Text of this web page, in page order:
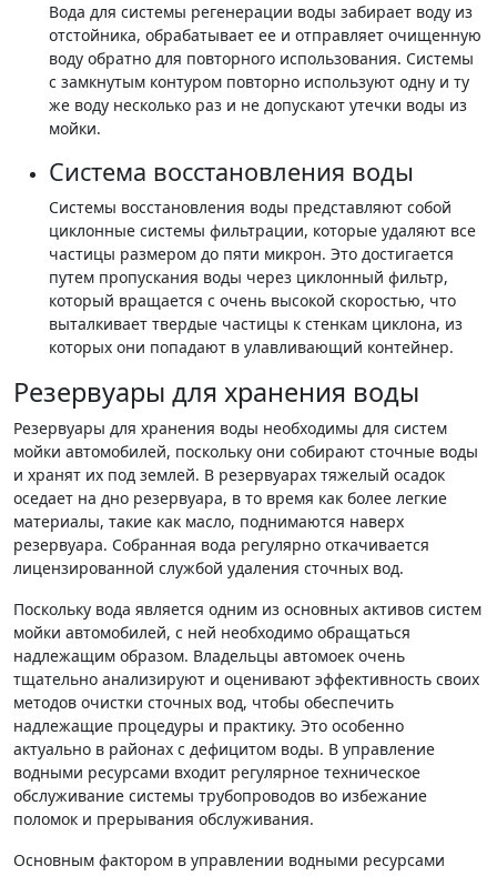
Вода для системы регенерации воды забирает воду из
отстойника, обрабатывает ее и отправляет очищенную
воду обратно для повторного использования. Системы
с замкнутым контуром повторно используют одну и ту
же воду несколько раз и не допускают утечки воды из
мойки.
Система восстановления воды
Системы восстановления воды представляют собой
циклонные системы фильтрации, которые удаляют все
частицы размером до пяти микрон. Это достигается
путем пропускания воды через циклонный фильтр,
который вращается с очень высокой скоростью, что
выталкивает твердые частицы к стенкам циклона, из
которых они попадают в улавливающий контейнер.
Резервуары для хранения воды
Резервуары для хранения воды необходимы для систем
мойки автомобилей, поскольку они собирают сточные воды
и хранят их под землей. В резервуарах тяжелый осадок
оседает на дно резервуара, в то время как более легкие
материалы, такие как масло, поднимаются наверх
резервуара. Собранная вода регулярно откачивается
лицензированной службой удаления сточных вод.
Поскольку вода является одним из основных активов систем
мойки автомобилей, с ней необходимо обращаться
надлежащим образом. Владельцы автомоек очень
тщательно анализируют и оценивают эффективность своих
методов очистки сточных вод, чтобы обеспечить
надлежащие процедуры и практику. Это особенно
актуально в районах с дефицитом воды. В управление
водными ресурсами входит регулярное техническое
обслуживание системы трубопроводов во избежание
поломок и прерывания обслуживания.
Основным фактором в управлении водными ресурсами